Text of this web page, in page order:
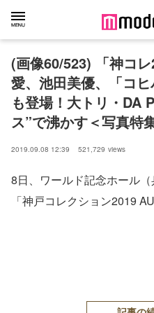
(画像60/523) 「神コ
愛、池田美優、「コ
も登場！大トリ・DA
ス”で沸かす＜写真特
2019.09.08 12:39 521,729 views
8日、ワールド記念ホール
「神戸コレクション2019